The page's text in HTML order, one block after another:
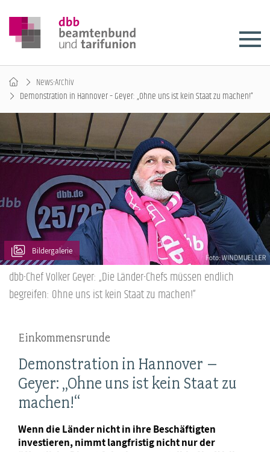
News-Archiv
Demonstration in Hannover – Geyer: „Ohne uns ist kein Staat zu machen!“
Bildergalerie
dbb-Chef Volker Geyer: „Die Länder-Chefs müssen endlich
begreifen: Ohne uns ist kein Staat zu machen!“
Einkommensrunde
Demonstration in Hannover –
Geyer: „Ohne uns ist kein Staat zu
machen!“
Wenn die Länder nicht in ihre Beschäftigten
investieren, nimmt langfristig nicht nur der